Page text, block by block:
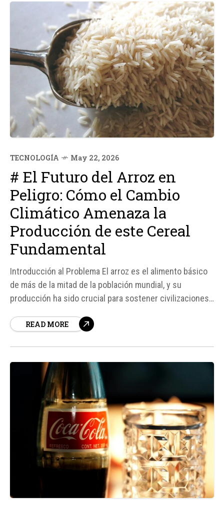
TECNOLOGÍA May 22, 2026
# El Futuro del Arroz en
Peligro: Cómo el Cambio
Climático Amenaza la
Producción de este Cereal
Fundamental
Introducción al Problema El arroz es el alimento básico
de más de la mitad de la población mundial, y su
producción ha sido crucial para sostener civilizaciones
el aumento de las temperaturas globales está poniendo
READ MORE